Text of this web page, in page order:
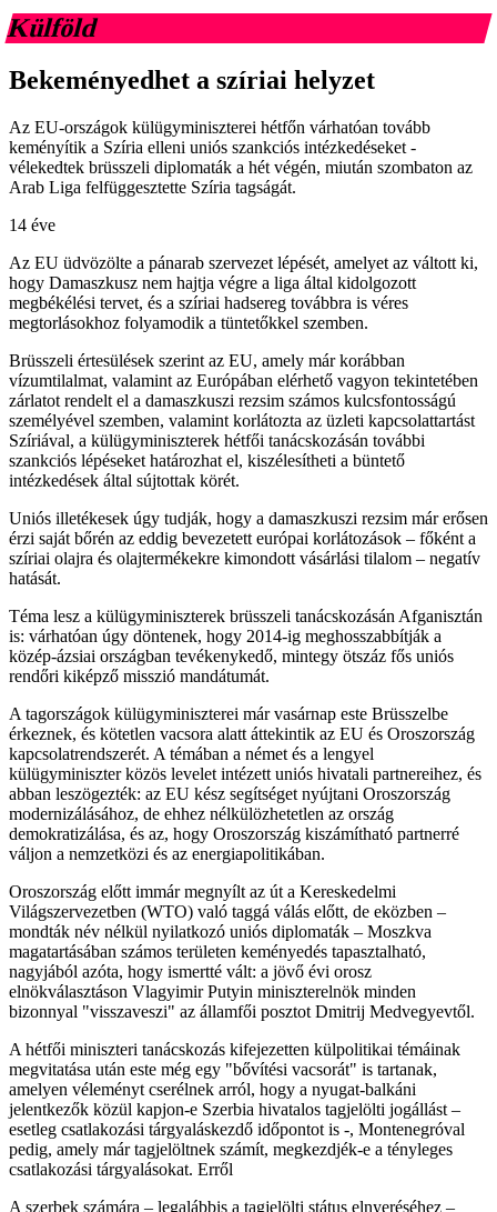
Külföld
Bekeményedhet a szíriai helyzet
Az EU-országok külügyminiszterei hétfőn várhatóan tovább
keményítik a Szíria elleni uniós szankciós intézkedéseket -
vélekedtek brüsszeli diplomaták a hét végén, miután szombaton az
Arab Liga felfüggesztette Szíria tagságát.
14 éve
Az EU üdvözölte a pánarab szervezet lépését, amelyet az váltott ki,
hogy Damaszkusz nem hajtja végre a liga által kidolgozott
megbékélési tervet, és a szíriai hadsereg továbbra is véres
megtorlásokhoz folyamodik a tüntetőkkel szemben.
Brüsszeli értesülések szerint az EU, amely már korábban
vízumtilalmat, valamint az Európában elérhető vagyon tekintetében
zárlatot rendelt el a damaszkuszi rezsim számos kulcsfontosságú
személyével szemben, valamint korlátozta az üzleti kapcsolattartást
Szíriával, a külügyminiszterek hétfői tanácskozásán további
szankciós lépéseket határozhat el, kiszélesítheti a büntető
intézkedések által sújtottak körét.
Uniós illetékesek úgy tudják, hogy a damaszkuszi rezsim már erősen
érzi saját bőrén az eddig bevezetett európai korlátozások – főként a
szíriai olajra és olajtermékekre kimondott vásárlási tilalom – negatív
hatását.
Téma lesz a külügyminiszterek brüsszeli tanácskozásán Afganisztán
is: várhatóan úgy döntenek, hogy 2014-ig meghosszabbítják a
közép-ázsiai országban tevékenykedő, mintegy ötszáz fős uniós
rendőri kiképző misszió mandátumát.
A tagországok külügyminiszterei már vasárnap este Brüsszelbe
érkeznek, és kötetlen vacsora alatt áttekintik az EU és Oroszország
kapcsolatrendszerét. A témában a német és a lengyel
külügyminiszter közös levelet intézett uniós hivatali partnereihez, és
abban leszögezték: az EU kész segítséget nyújtani Oroszország
modernizálásához, de ehhez nélkülözhetetlen az ország
demokratizálása, és az, hogy Oroszország kiszámítható partnerré
váljon a nemzetközi és az energiapolitikában.
Oroszország előtt immár megnyílt az út a Kereskedelmi
Világszervezetben (WTO) való taggá válás előtt, de eközben –
mondták név nélkül nyilatkozó uniós diplomaták – Moszkva
magatartásában számos területen keményedés tapasztalható,
nagyjából azóta, hogy ismertté vált: a jövő évi orosz
elnökválasztáson Vlagyimir Putyin miniszterelnök minden
bizonnyal "visszaveszi" az államfői posztot Dmitrij Medvegyevtől.
A hétfői miniszteri tanácskozás kifejezetten külpolitikai témáinak
megvitatása után este még egy "bővítési vacsorát" is tartanak,
amelyen véleményt cserélnek arról, hogy a nyugat-balkáni
jelentkezők közül kapjon-e Szerbia hivatalos tagjelölti jogállást –
esetleg csatlakozási tárgyaláskezdő időpontot is -, Montenegróval
pedig, amely már tagjelöltnek számít, megkezdjék-e a tényleges
csatlakozási tárgyalásokat. Erről
A szerbek számára – legalábbis a tagjelölti státus elnyeréséhez –